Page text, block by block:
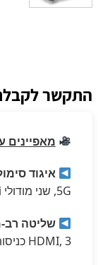
התקשר
מאפיינים
איגוד
5G, שני מודולי 4G, Wi-Fi, אתרנט ו-2 דונגלים USB
שליטה רב-
HDMI, 3 כניסות SDI ו-6 זרמי IP להפקות מורכבות